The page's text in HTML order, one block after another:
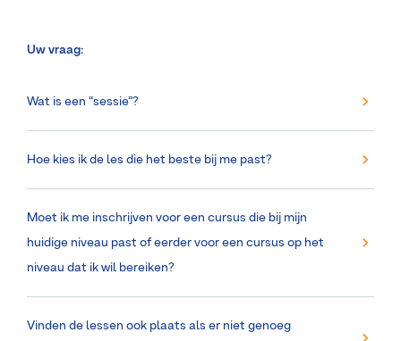
Uw vraag:
Wat is een “sessie”?
Hoe kies ik de les die het beste bij me past?
Moet ik me inschrijven voor een cursus die bij mijn
huidige niveau past of eerder voor een cursus op het
niveau dat ik wil bereiken?
Vinden de lessen ook plaats als er niet genoeg